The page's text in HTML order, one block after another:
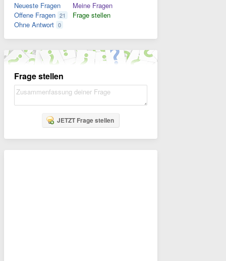
Neueste Fragen
Offene Fragen 21
Ohne Antwort 0
Meine Fragen
Frage stellen
Frage stellen
JETZT Frage stellen